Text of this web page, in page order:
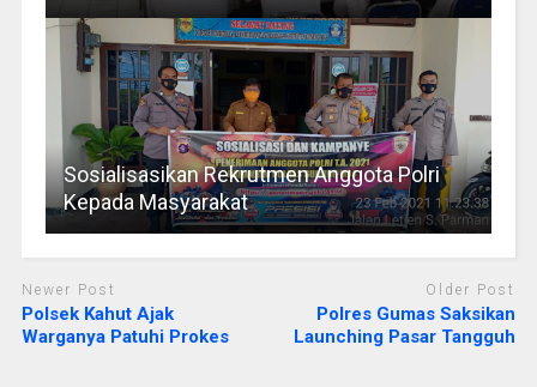
Sosialisasikan Rekrutmen Anggota Polri
Kepada Masyarakat
Newer Post
Polsek Kahut Ajak
Warganya Patuhi Prokes
Older Post
Polres Gumas Saksikan
Launching Pasar Tangguh